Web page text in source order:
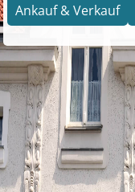
Ankauf & Verkauf